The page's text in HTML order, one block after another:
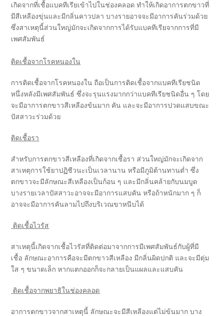
เกิดจากที่เชื้อแบคทีเรียเข้าไปในช่องคลอด ทำให้เกิดอาการตกขาวที่
มีสีเหลืองขุ่นและมีกลิ่นคาวปลา บางรายอาจจะมีอาการคันร่วมด้วย
ซึ่งสาเหตุนี้ส่วนใหญ่มักจะเกิดจากการได้รับแบคทีเรียจากการที่มี
เพศสัมพันธ์
ติดเชื้อจากโรคหนองใน
การติดเชื้อจากโรคหนองใน ถือเป็นการติดเชื้อจากแบคทีเรียชนิด
หนึ่งหลังมีเพศสัมพันธ์ ซึ่งจะรุนแรงมากกว่าแบคทีเรียชนิดอื่น ๆ โดย
จะมีอาการตกขาวสีเหลืองข้นมาก คัน และจะมีอาการปวดแสบขณะ
ปัสสาวะร่วมด้วย
ติดเชื้อรา
สำหรับการตกขาวสีเหลืองที่เกิดจากเชื้อรา ส่วนใหญ่มักจะเกิดจาก
สาเหตุการใช้ยาปฏิชีวนะเป็นเวลานาน หรือมีภูมิต้านทานต่ำ ซึ่ง
ตกขาวจะมีลักษณะสีเหลืองเป็นก้อน ๆ และมีกลิ่นคล้ายกับนมบูด
บางรายเวลาปัสสาวะอาจจะมีอาการแสบคัน หรือถ้าหนักมาก ๆ ก็
อาจจะมีอาการคันลามไปถึงบริเวณขาหนีบได้
ติดเชื้อไวรัส
สาเหตุนี้เกิดจากเชื้อไวรัสที่ติดต่อมาจากการมีเพศสัมพันธ์กับผู้ที่มี
เชื้อ ลักษณะอาการคือจะมีตกขาวสีเหลือง มีกลิ่นผิดปกติ และจะมีตุ่ม
ใส ๆ ขนาดเล็ก หากแตกออกก็จะกลายเป็นแผลและแสบคัน
ติดเชื้อจากพยาธิในช่องคลอด
อาการตกขาวจากสาเหตุนี้ ลักษณะจะมีสีเหลืองแต่ไม่ข้นมาก บาง